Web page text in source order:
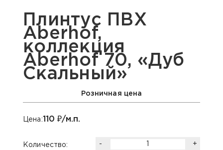
Плинтус ПВХ
Aberhof,
коллекция
Aberhof 70, «Дуб
Скальный»
Розничная цена
Цена:110 ₽/м.п.
Количество: - +